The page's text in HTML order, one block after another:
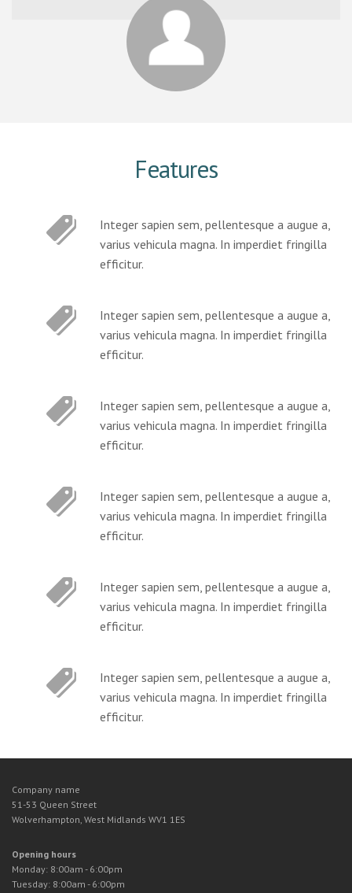
Features
Integer sapien sem, pellentesque a augue a,
varius vehicula magna. In imperdiet fringilla
efficitur.
Integer sapien sem, pellentesque a augue a,
varius vehicula magna. In imperdiet fringilla
efficitur.
Integer sapien sem, pellentesque a augue a,
varius vehicula magna. In imperdiet fringilla
efficitur.
Integer sapien sem, pellentesque a augue a,
varius vehicula magna. In imperdiet fringilla
efficitur.
Integer sapien sem, pellentesque a augue a,
varius vehicula magna. In imperdiet fringilla
efficitur.
Integer sapien sem, pellentesque a augue a,
varius vehicula magna. In imperdiet fringilla
efficitur.
Company name
51-53 Queen Street
Wolverhampton, West Midlands WV1 1ES
Opening hours
Monday: 8:00am - 6:00pm
Tuesday: 8:00am - 6:00pm